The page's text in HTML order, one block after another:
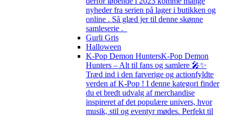
nyheder fra serien på lager i butikken og
online . Så glæd jer til denne skønne
samleserie .
Gurli Gris
Halloween
K-Pop Demon HuntersK-Pop Demon
Hunters – Alt til fans og samlere 🎤✨
Træd ind i den farverige og actionfyldte
verden af K-Pop ! I denne kategori finder
du et bredt udvalg af merchandise
inspireret af det populære univers, hvor
musik, stil og eventyr mødes. Perfekt til